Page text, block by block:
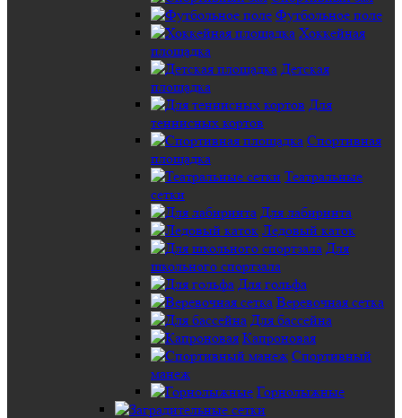
Футбольное поле
Хоккейная
площадка
Детская
площадка
Для
теннисных кортов
Спортивная
площадка
Театральные
сетки
Для лабиринта
Ледовый каток
Для
школьного спортзала
Для гольфа
Веревочная сетка
Для бассейна
Капроновая
Спортивный
манеж
Горнолыжные